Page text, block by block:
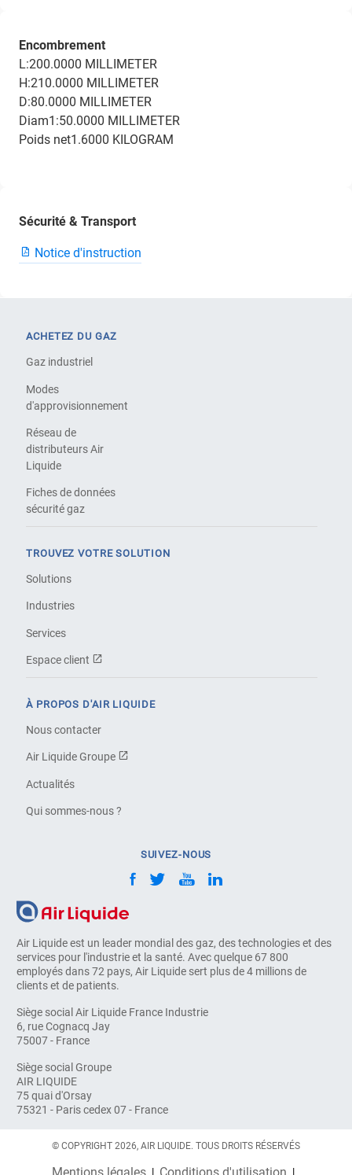
Encombrement
L:200.0000 MILLIMETER
H:210.0000 MILLIMETER
D:80.0000 MILLIMETER
Diam1:50.0000 MILLIMETER
Poids net1.6000 KILOGRAM
Sécurité & Transport
Notice d'instruction
Air Liquide est un leader mondial des gaz, des technologies et des
services pour l'industrie et la santé. Avec quelque 67 800
employés dans 72 pays, Air Liquide sert plus de 4 millions de
clients et de patients.
Siège social Air Liquide France Industrie
6, rue Cognacq Jay
75007 - France
Siège social Groupe
AIR LIQUIDE
75 quai d'Orsay
75321 - Paris cedex 07 - France
ACHETEZ DU GAZ
Gaz industriel
Modes
d'approvisionnement
Réseau de
distributeurs Air
Liquide
Fiches de données
sécurité gaz
TROUVEZ VOTRE SOLUTION
Solutions
Industries
Services
Espace client
À PROPOS D'AIR LIQUIDE
Nous contacter
Air Liquide Groupe
Actualités
Qui sommes-nous ?
SUIVEZ-NOUS
© COPYRIGHT 2026, AIR LIQUIDE. TOUS DROITS RÉSERVÉS